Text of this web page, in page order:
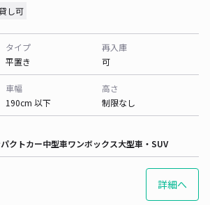
し可
タイプ
平置き
再入庫
可
車幅
190cm 以下
高さ
制限なし
クトカー中型車ワンボックス大型車・SUV
詳細へ